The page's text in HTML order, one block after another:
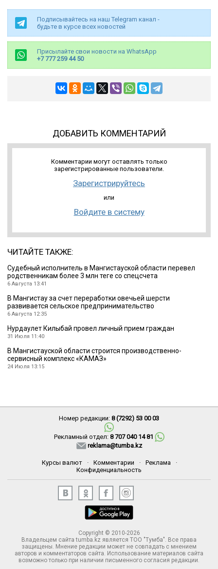
Подписывайтесь на наш Telegram канал -
будьте в курсе всех новостей
Присылайте свои новости на WhatsApp
+7 777 259 44 50
ДОБАВИТЬ КОММЕНТАРИЙ
Комментарии могут оставлять только
зарегистрированные пользователи.
Зарегистрируйтесь
или
Войдите в систему
ЧИТАЙТЕ ТАКЖЕ:
Судебный исполнитель в Мангистауской области перевел
родственникам более 3 млн теңге со спецсчета
6 Августа 13:41
В Мангистау за счет переработки овечьей шерсти
развивается сельское предпринимательство
6 Августа 12:35
Нурдаулет Килыбай провел личный прием граждан
31 Июля 11:40
В Мангистауской области строится производственно-
сервисный комплекс «КАМАЗ»
24 Июля 13:15
Номер редакции: 8 (7292) 53 00 03
Рекламный отдел: 8 707 040 14 81
reklama@tumba.kz
Курсы валют · Комментарии · Реклама
·
Конфиденциальность
Copyright © 2010-2026
Владельцем сайта tumba.kz является ТОО "Тумба". Все права
защищены. Мнение редакции может не совпадать с мнением
авторов и комментаторов сайта. Использование материалов сайта
возможно только при наличии письменного согласия редакции.